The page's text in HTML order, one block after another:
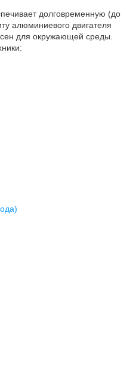
долговременную (до
алюминиевого двигателя
для окружающей среды.